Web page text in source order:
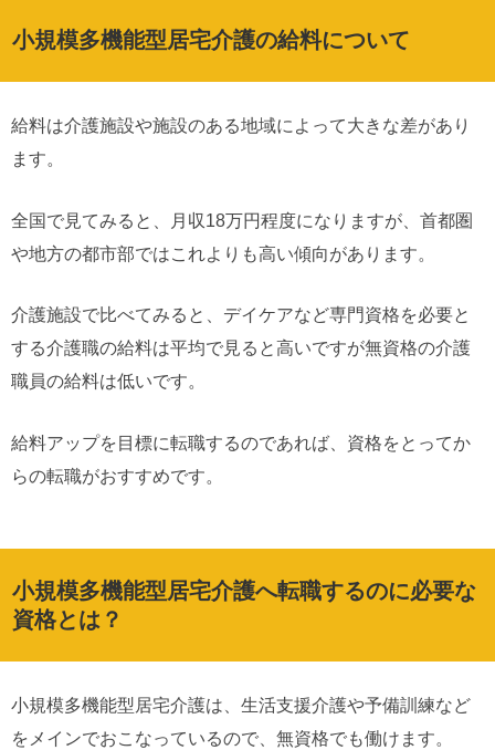
小規模多機能型居宅介護の給料について
給料は介護施設や施設のある地域によって大きな差があり
ます。
全国で見てみると、月収18万円程度になりますが、首都圏
や地方の都市部ではこれよりも高い傾向があります。
介護施設で比べてみると、デイケアなど専門資格を必要と
する介護職の給料は平均で見ると高いですが無資格の介護
職員の給料は低いです。
給料アップを目標に転職するのであれば、資格をとってか
らの転職がおすすめです。
小規模多機能型居宅介護へ転職するのに必要な
資格とは？
小規模多機能型居宅介護は、生活支援介護や予備訓練など
をメインでおこなっているので、無資格でも働けます。